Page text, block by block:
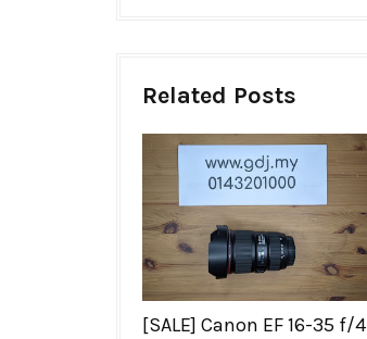
Related Posts
[SALE] Canon EF 16-35 f/4